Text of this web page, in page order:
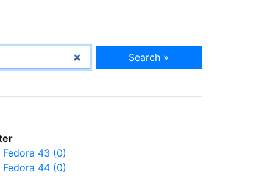
Search »
Fedora 43 (0)
Fedora 44 (0)